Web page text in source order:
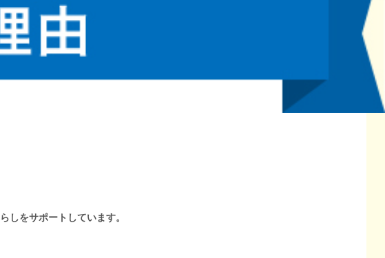
しをサポートしています。